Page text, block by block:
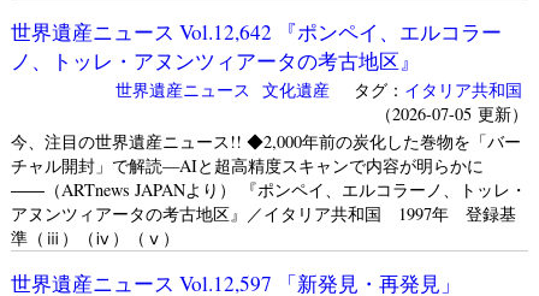
世界遺産ニュース Vol.12,642 『ポンペイ、エルコラー
ノ、トッレ・アヌンツィアータの考古地区』
世界遺産ニュース 文化遺産タグ： イタリア共和国
（2026-07-05 更新）
今、注目の世界遺産ニュース!! ◆2,000年前の炭化した巻物を「バー
チャル開封」で解読—AIと超高精度スキャンで内容が明らかに
――（ARTnews JAPANより） 『ポンペイ、エルコラーノ、トッレ・
アヌンツィアータの考古地区』／イタリア共和国 1997年 登録基
準（ⅲ）（ⅳ）（ⅴ）
世界遺産ニュース Vol.12,597 「新発見・再発見」